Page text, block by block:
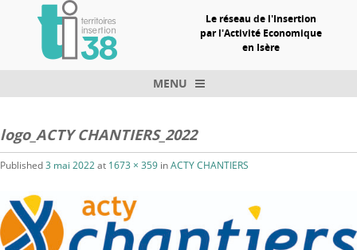
Le réseau de l'Insertion
par l'Activité Economique
en Isère
MENU
logo_ACTY CHANTIERS_2022
Published3 mai 2022at 1673 × 359 inACTY CHANTIERS